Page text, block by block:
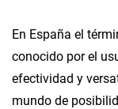
En España el
conocido por el
efectividad y
mundo de